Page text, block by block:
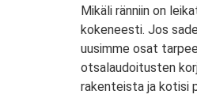
Mikäli ränniin on
kokeneesti. Jos
uusimme osat
otsalaudoitusten
rakenteista ja kotisi